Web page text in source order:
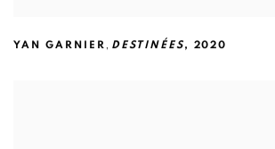
YAN GARNIER DESTINÉES, 2020